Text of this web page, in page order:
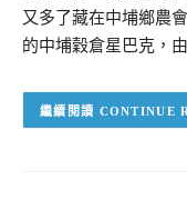
又多了藏在中埔鄉農
的中埔穀倉星巴克，
CONTINUE